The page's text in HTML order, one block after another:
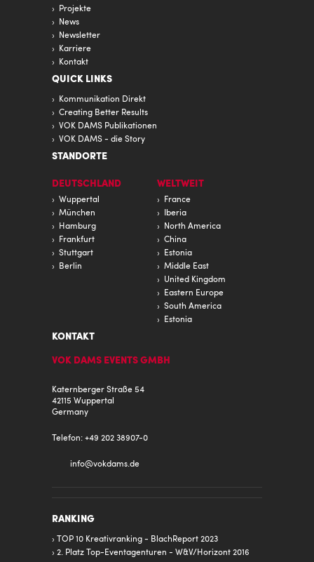
Projekte
News
Newsletter
Karriere
Kontakt
QUICK LINKS
Kommunikation Direkt
Creating Better Results
VOK DAMS Publikationen
VOK DAMS - die Story
STANDORTE
DEUTSCHLAND
Wuppertal
München
Hamburg
Frankfurt
Stuttgart
Berlin
WELTWEIT
France
Iberia
North America
China
Estonia
Middle East
United Kingdom
Eastern Europe
South America
Estonia
KONTAKT
VOK DAMS EVENTS GMBH
Katernberger Straße 54
42115 Wuppertal
Germany
Telefon: +49 202 38907-0
info@vokdams.de
RANKING
TOP 10 Kreativranking - BlachReport 2023
2. Platz Top-Eventagenturen - W&V/Horizont 2016